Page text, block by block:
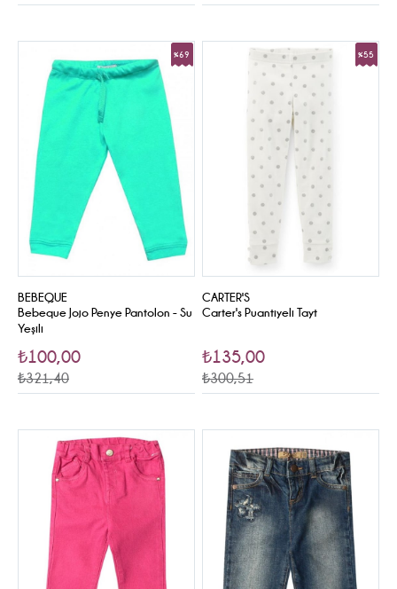
BEBEQUE
Bebeque Jojo Penye Pantolon - Su
Yeşili
₺100,00
₺321,40
%69
CARTER'S
Carter's Puantiyeli Tayt
₺135,00
₺300,51
%55